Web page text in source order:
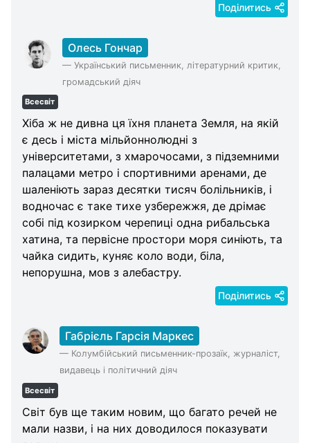
Поділитись
Олесь Гончар
—Український письменник, літературний критик,
громадський діяч
Всесвіт
Хіба ж не дивна ця їхня планета Земля, на якій
є десь і міста мільйоннолюдні з
університетами, з хмарочосами, з підземними
палацами метро і спортивними аренами, де
шаленіють зараз десятки тисяч болільників, і
водночас є таке тихе узбережжя, де дрімає
собі під козирком черепиці одна рибальська
хатина, та первісне простори моря синіють, та
чайка сидить, куняє коло води, біла,
непорушна, мов з алебастру.
Поділитись
Габрієль Гарсія Маркес
— Колумбійський письменник-прозаїк, журналіст,
видавець і політичний діяч
Всесвіт
Світ був ще таким новим, що багато речей не
мали назви, і на них доводилося показувати